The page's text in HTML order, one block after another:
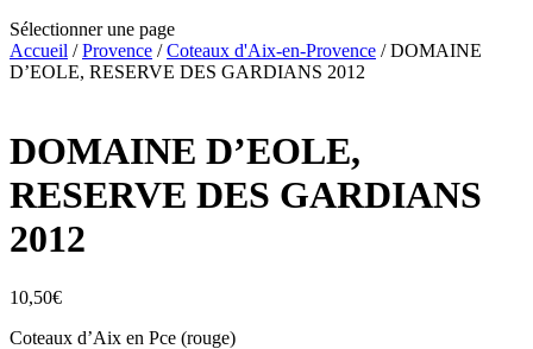
Sélectionner une page
Accueil /Provence /Coteaux d'Aix-en-Provence / DOMAINE
D’EOLE, RESERVE DES GARDIANS 2012
DOMAINE D’EOLE,
RESERVE DES GARDIANS
2012
10,50€
Coteaux d’Aix en Pce (rouge)